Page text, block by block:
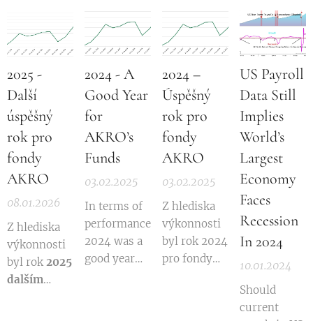
trhy ve
střední
Evropě a
mají jasně
pozitivní
důsledky
pro
investory,
včetně
fondů
společností
AKRO
investiční
společnost,
inflection
point for
Central
European
financial
markets,
positive
implications
for
and funds
managed by
AKRO
investiční
BEZ
vstupního
poplatku.
good year
for AKRO's
Funds.
Initial
market
jitters in
February,
surrounding
Trump's
tariff
policies,
proved to be
a buying
opportunity:
Falling
interest
rates, better
2025 -
Další
úspěšný
rok pro
fondy
AKRO
08.01.2026
Z hlediska
výkonnosti
byl rok 2025
dalším
2024 - A
Good Year
for
AKRO’s
Funds
03.02.2025
In terms of
performance,
2024 was a
good year
2024 –
Úspěšný
rok pro
fondy
AKRO
03.02.2025
Z hlediska
výkonnosti
byl rok 2024
pro fondy
US Payroll
Data Still
Implies
World’s
Largest
Economy
Faces
Recession
In 2024
10.01.2024
Should
current